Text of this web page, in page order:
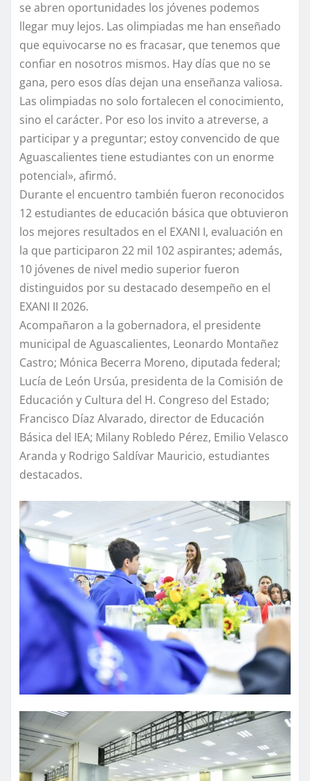
se abren oportunidades los jóvenes podemos
llegar muy lejos. Las olimpiadas me han enseñado
que equivocarse no es fracasar, que tenemos que
confiar en nosotros mismos. Hay días que no se
gana, pero esos días dejan una enseñanza valiosa.
Las olimpiadas no solo fortalecen el conocimiento,
sino el carácter. Por eso los invito a atreverse, a
participar y a preguntar; estoy convencido de que
Aguascalientes tiene estudiantes con un enorme
potencial», afirmó.
Durante el encuentro también fueron reconocidos
12 estudiantes de educación básica que obtuvieron
los mejores resultados en el EXANI I, evaluación en
la que participaron 22 mil 102 aspirantes; además,
10 jóvenes de nivel medio superior fueron
distinguidos por su destacado desempeño en el
EXANI II 2026.
Acompañaron a la gobernadora, el presidente
municipal de Aguascalientes, Leonardo Montañez
Castro; Mónica Becerra Moreno, diputada federal;
Lucía de León Ursúa, presidenta de la Comisión de
Educación y Cultura del H. Congreso del Estado;
Francisco Díaz Alvarado, director de Educación
Básica del IEA; Milany Robledo Pérez, Emilio Velasco
Aranda y Rodrigo Saldívar Mauricio, estudiantes
destacados.